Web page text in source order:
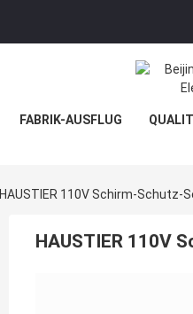
FABRIK-AUSFLUG
HAUSTIER 110V Schirm-Schutz-
HAUSTIER 110V